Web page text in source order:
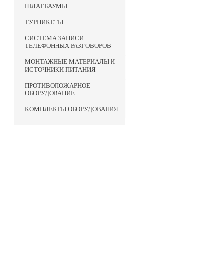
ШЛАГБАУМЫ
ТУРНИКЕТЫ
СИСТЕМА ЗАПИСИ
ТЕЛЕФОННЫХ РАЗГОВОРОВ
МОНТАЖНЫЕ МАТЕРИАЛЫ И
ИСТОЧНИКИ ПИТАНИЯ
ПРОТИВОПОЖАРНОЕ
ОБОРУДОВАНИЕ
КОМПЛЕКТЫ ОБОРУДОВАНИЯ